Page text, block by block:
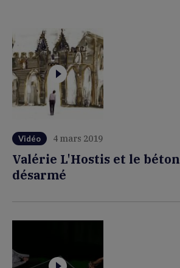
Vidéo 4 mars 2019
Valérie L'Hostis et le béton
désarmé